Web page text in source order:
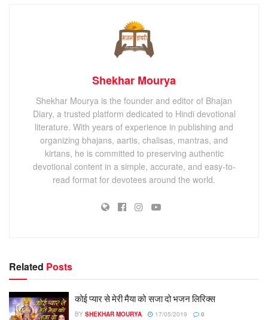
Shekhar Mourya
Shekhar Mourya is the founder and editor of Bhajan
Diary, a trusted platform dedicated to Hindi devotional
literature. With years of experience in publishing and
organizing bhajans, aartis, chalisas, mantras, and
kirtans, he is committed to preserving authentic
devotional content in a simple, accurate, and easy-to-
read format for devotees around the world.
Related Posts
कोई प्यार से मेरी मैया को सजा दो भजन लिरिक्स
BY SHEKHAR MOURYA 17/05/2019 0